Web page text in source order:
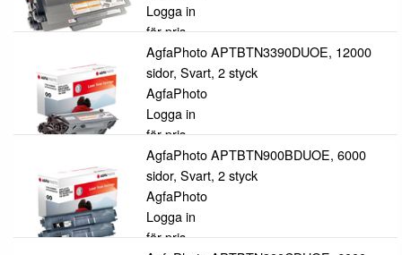
Logga in
för pris
AgfaPhoto APTBTN3390DUOE, 12000
sidor, Svart, 2 styck
AgfaPhoto
Logga in
för pris
AgfaPhoto APTBTN900BDUOE, 6000
sidor, Svart, 2 styck
AgfaPhoto
Logga in
för pris